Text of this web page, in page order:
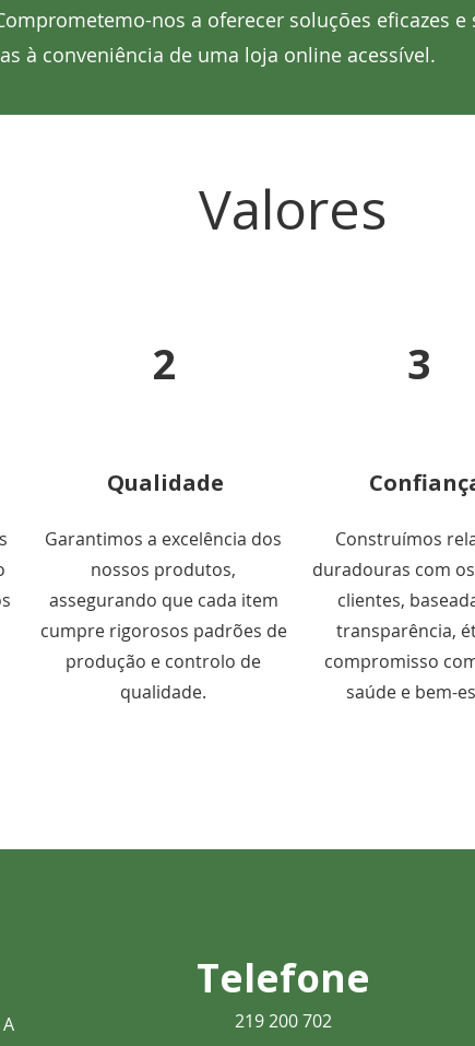
nos a oferecer soluções eficazes e
à conveniência de uma loja online acessível.
Valores
Qualidade
Garantimos a excelência dos
nossos produtos,
assegurando que cada item
cumpre rigorosos padrões de
produção e controlo de
qualidade.
2
Construímos
duradouras com
clientes,
transparência,
compromisso
saúde e bem-
3
Telefone
219 200 702